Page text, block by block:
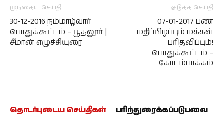
முந்தைய செய்தி
30-12-2016 நம்மாழ்வார்
பொதுக்கூட்டம் – பூதலூர் |
சீமான் எழுச்சியுரை
அடுத்த செய்தி
07-01-2017 பண
மதிப்பிழப்பும் மக்கள்
பரிதவிப்பும்!
பொதுக்கூட்டம் –
கோடம்பாக்கம்
தொடர்புடைய செய்திகள் பரிந்துரைக்கப்படுபவை